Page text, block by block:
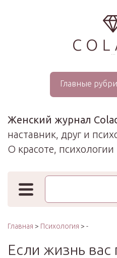
...
Главные
Женский журнал
наставник, друг и
О красоте, психологии
Поиск по сайту
Главная > Психология > -
Если жизнь вас